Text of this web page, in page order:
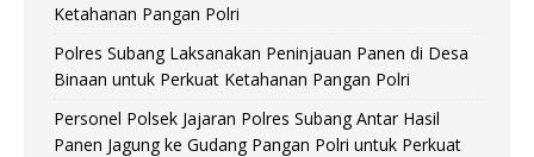
Ketahanan Pangan Polri
Polres Subang Laksanakan Peninjauan Panen di Desa
Binaan untuk Perkuat Ketahanan Pangan Polri
Personel Polsek Jajaran Polres Subang Antar Hasil
Panen Jagung ke Gudang Pangan Polri untuk Perkuat